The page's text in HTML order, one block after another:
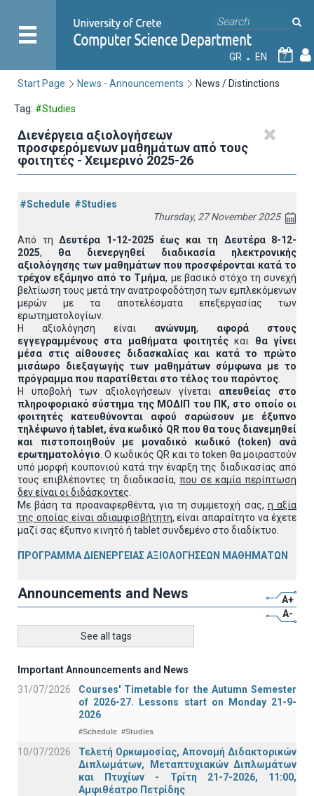
GR EN 7
Start Page News - Announcements News / Distinctions
Tag: #Studies
Διενέργεια αξιολογήσεων
προσφερόμενων μαθημάτων από τους
φοιτητές - Χειμερινό 2025-26
#Schedule #Studies
Thursday, 27 November 2025
Από τη Δευτέρα 1-12-2025 έως και τη Δευτέρα 8-12-
2025,
θα διενεργηθεί διαδικασία ηλεκτρονικής
αξιολόγησης των μαθημάτων που προσφέρονται κατά το
τρέχον εξάμηνο από το Τμήμα, με βασικό στόχο τη συνεχή
βελτίωση τους μετά την ανατροφοδότηση των εμπλεκόμενων
μερών με τα αποτελέσματα επεξεργασίας των
ερωτηματολογίων.
Η αξιολόγηση είναι
ανώνυμη,
αφορά στους
εγγεγραμμένους στα μαθήματα φοιτητές και
θα γίνει
μέσα στις αίθουσες διδασκαλίας και κατά το πρώτο
μισάωρο διεξαγωγής των μαθημάτων σύμφωνα με το
πρόγραμμα που παρατίθεται στο τέλος του παρόντος
Η υποβολή των αξιολογήσεων γίνεται
απευθείας στο
πληροφοριακό σύστημα της ΜΟΔΙΠ του ΠΚ, στο οποίο οι
φοιτητές κατευθύνονται αφού σαρώσουν με έξυπνο
τηλέφωνο ή tablet, ένα κωδικό QR που θα τους διανεμηθεί
και πιστοποιηθούν με μοναδικό κωδικό (token) ανά
ερωτηματολόγιο . Ο κωδικός QR και το token θα μοιραστούν
υπό μορφή κουπονιού κατά την έναρξη της διαδικασίας από
τους επιβλέποντες τη διαδικασία, που σε καμία περίπτωση
δεν είναι οι διδάσκοντες
Με βάση τα προαναφερθέντα, για τη συμμετοχή σας, η αξία
της οποίας είναι αδιαμφισβήτητη, είναι απαραίτητο να έχετε
μαζί σας έξυπνο κινητό ή tablet συνδεμένο στο διαδίκτυο.
ΠΡΟΓΡΑΜΜΑ ΔΙΕΝΕΡΓΕΙΑΣ ΑΞΙΟΛΟΓΗΣΕΩΝ ΜΑΘΗΜΑΤΩΝ
Announcements and News
A+
A-
See all tags
Important Announcements and News
31/07/2026
Courses' Timetable for the Autumn Semester
of 2026-27. Lessons start on Monday 21-9-
2026
#Schedule #Studies
10/07/2026
Τελετή Ορκωμοσίας, Απονομή Διδακτορικών
Διπλωμάτων, Μεταπτυχιακών Διπλωμάτων
και Πτυχίων - Τρίτη 21-7-2026, 11:00,
Αμφιθέατρο Πετρίδης